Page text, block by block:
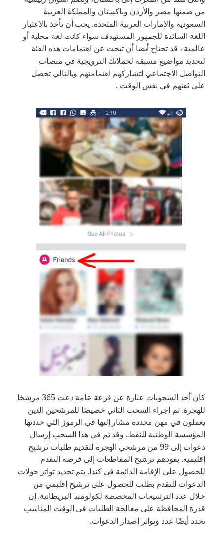
من ضمنها مصر والأردن وباكستان والمملكة العربية
السعودية والإمارات العربية المتحدة. يجب أن تأخذ بالاعتبار
اللغة السائدة للجمهور المستهدف سواء كانت لغة محلية أو
عالمية ، قد تحتاج أيضا أن تبحث عن اهتمامات هذه الفئة
لتحديد مواضيع مسبقة لحملاتك الترويجية في منصات
التواصل الاجتماعي لتشاركهم اهتمامتهم وبالتالي تحصل
على ثقتهم في نفس الوقت .
كان أحد السحوبات عبارة عن قرعة عامة دعت 365 مرشحًا
للهجرة. تم إجراء السحب الثاني خصيصًا للمرشحين الذين
يعملون في مهن محددة مشار إليها في الرموز التي حددتها
المؤسسة الوطنية للنفط. وقد تم في هذا السحب إرسال
دعوات إلى 99 من مرشحي الهجرة لتقديم طلبات ترشيح
إقليمية. يقودهم ترشيح المقاطعات إلى فرصة التقدم
للحصول على الإقامة الدائمة في كندا. يتم تحديد تواتر جولات
الدعوات للتقدم بطلب للحصول على ترشيح إقليمي من
خلال عدد الترشيحات المخصصة لكولومبيا البريطانية. إن
قدرة المحافظة على معالجة الطلبات في الوقت المناسب
تحدد أيضًا عدد وتواتر إصدار الدعوات.